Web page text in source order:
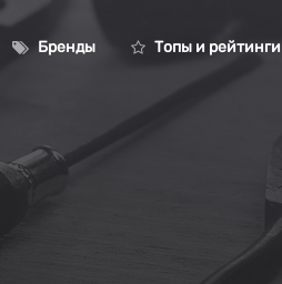
Бренды Топы и рейтинги